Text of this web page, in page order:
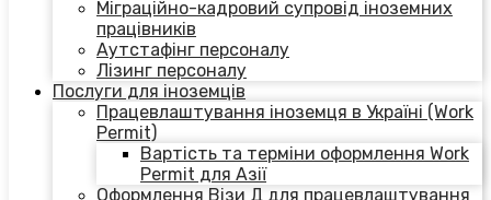
Міграційно-кадровий супровід іноземних
працівників
Аутстафінг персоналу
Лізинг персоналу
Послуги для іноземців
Працевлаштування іноземця в Україні (Work
Permit)
Вартість та терміни оформлення Work
Permit для Азії
Оформлення Візи Д для працевлаштування